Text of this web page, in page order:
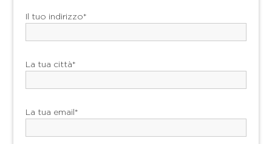
Il tuo indirizzo*
La tua città*
La tua email*